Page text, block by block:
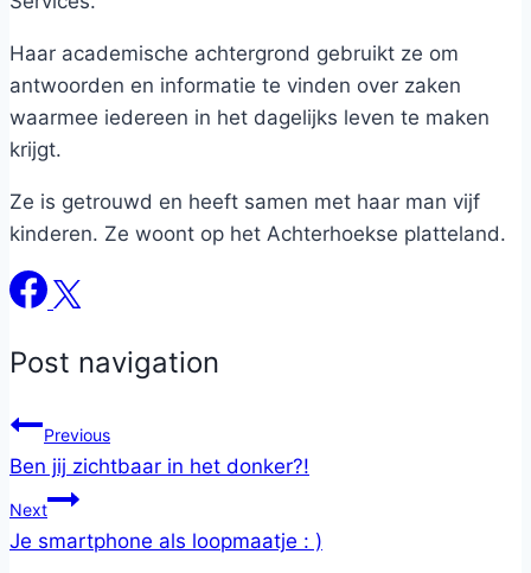
Haar academische achtergrond gebruikt ze om
antwoorden en informatie te vinden over zaken
waarmee iedereen in het dagelijks leven te maken
krijgt.
Ze is getrouwd en heeft samen met haar man vijf
kinderen. Ze woont op het Achterhoekse platteland.
Post navigation
Previous
Ben jij zichtbaar in het donker?!
Next
Je smartphone als loopmaatje : )